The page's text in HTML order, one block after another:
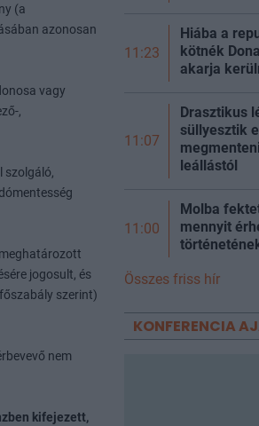
(a
azonosan
vagy
,
szolgáló,
jogosult, és
szerint)
nem
kifejezett,
11:23
Hiába a
kötnék
akarja
11:07
Drasztikus
süllyesztik
leállástól
11:00
Molba
mennyit
Összes friss hír
KONFERENCIA